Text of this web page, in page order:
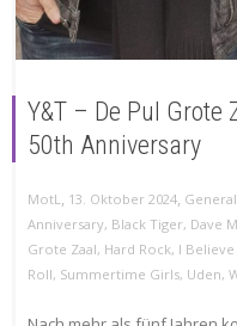
Y&T – De Pul
50th Anniversary
MotL, 13. Oktober 2024, General
Anniversary, Black Tiger, Dave
Grote Zaal, Hard Rock, I
Roll, Summertime Girls, Uden,